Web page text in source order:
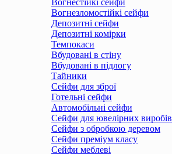
Вогнезломостійкі сейфи
Депозитні сейфи
Депозитні комірки
Темпокаси
Вбудовані в стіну
Вбудовані в підлогу
Тайники
Сейфи для зброї
Готельні сейфи
Автомобільні сейфи
Сейфи для ювелірних виробів
Сейфи з обробкою деревом
Сейфи преміум класу
Сейфи меблеві